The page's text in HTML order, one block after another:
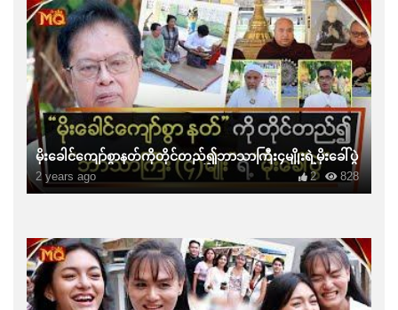
မိုးခေါင်ကျော်စွာနတ်ကိုတိုင်တည်၍ဘာသာကြီး၄မျိုးရဲ့မိုးခေါ်ပွဲ
2 years ago 828
2